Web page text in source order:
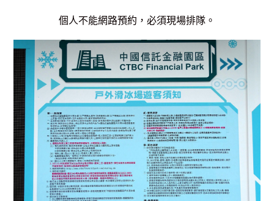
個人不能網路預約，必須現場排隊。